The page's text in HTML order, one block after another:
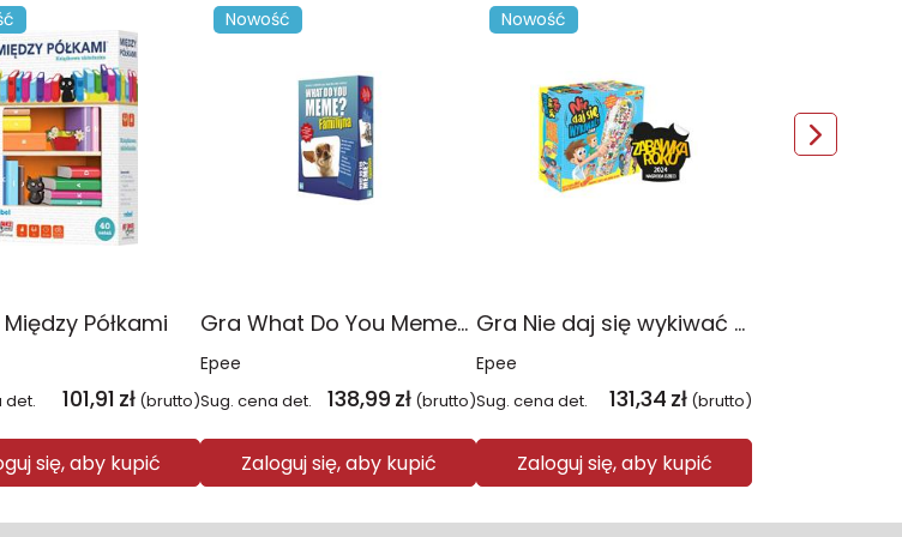
Półkami
det. 101,91 zł (brutto)
się, aby kupić
Nowość
Gra What Do You Meme? edycja polska EP04266
Epee
Sug. cena det. 138,99 zł (brutto)
Zaloguj się, aby kupić
Nowość
Gra Nie daj się wykiwać EP60122
Epee
Sug. cena det. 131,34 zł (brutto)
Zaloguj się, aby kupić